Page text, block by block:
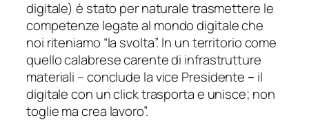
digitale) è stato per naturale trasmettere le
competenze legate al mondo digitale che
noi riteniamo “la svolta”. In un territorio come
quello calabrese carente di infrastrutture
materiali –conclude lavice Presidente – il
digitale con un click trasporta e unisce; non
toglie ma crea lavoro”.